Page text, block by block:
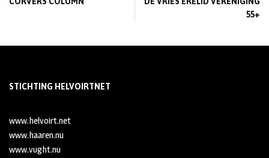
55+
STICHTING HELVOIRTNET
www.helvoirt.net
www.haaren.nu
www.vught.nu